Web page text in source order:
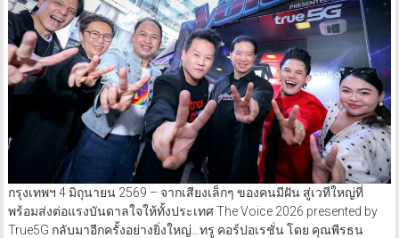
กรุงเทพฯ 4 มิถุนายน 2569 – จากเสียงเล็กๆ ของคนมีฝัน สู่เวทีใหญ่ที่
พร้อมส่งต่อแรงบันดาลใจให้ทั้งประเทศ The Voice 2026 presented by
True5G กลับมาอีกครั้งอย่างยิ่งใหญ่…ทรู คอร์ปอเรชั่น โดย คุณพีรธน